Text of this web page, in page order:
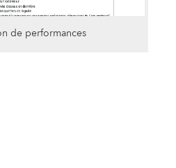
de performances